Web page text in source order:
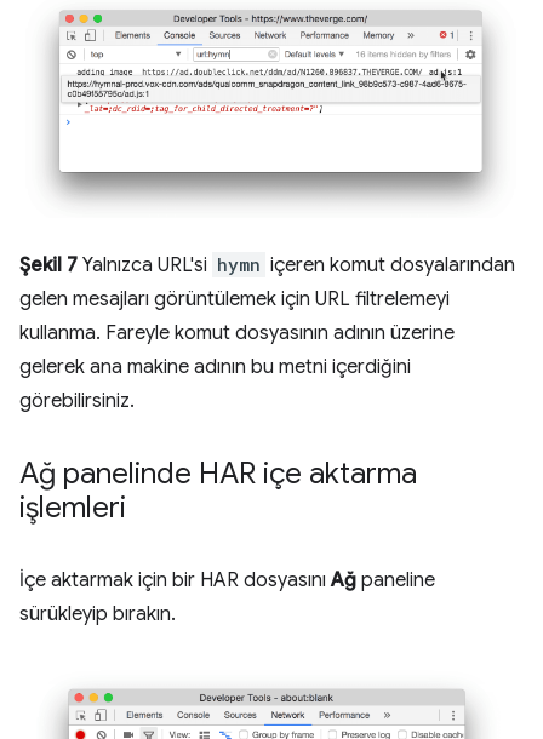
Şekil 7 Yalnızca URL'si hymn içeren komut dosyalarından
gelen mesajları görüntülemek için URL filtrelemeyi
kullanma. Fareyle komut dosyasının adının üzerine
gelerek ana makine adının bu metni içerdiğini
görebilirsiniz.
Ağ panelinde HAR içe aktarma
işlemleri
İçe aktarmak için bir HAR dosyasınıAğ paneline
sürükleyip bırakın.